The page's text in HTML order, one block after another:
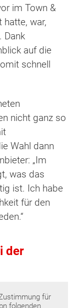
im Town &
hatte, war,
Dank
auf die
schnell
nicht ganz so
Wahl dann
„Im
was das
ist. Ich habe
für den
der
für
folgenden